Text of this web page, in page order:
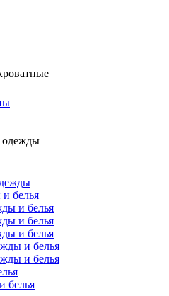
одежды
белья
и белья
и белья
и белья
и белья
и белья
белья